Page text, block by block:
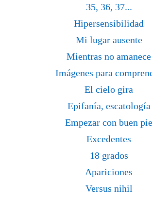
35, 36, 37...
Hipersensibilidad
Mi lugar ausente
Mientras no amanece
Imágenes para
El cielo gira
Epifanía, escatología
Empezar con buen pie
Excedentes
18 grados
Apariciones
Versus nihil